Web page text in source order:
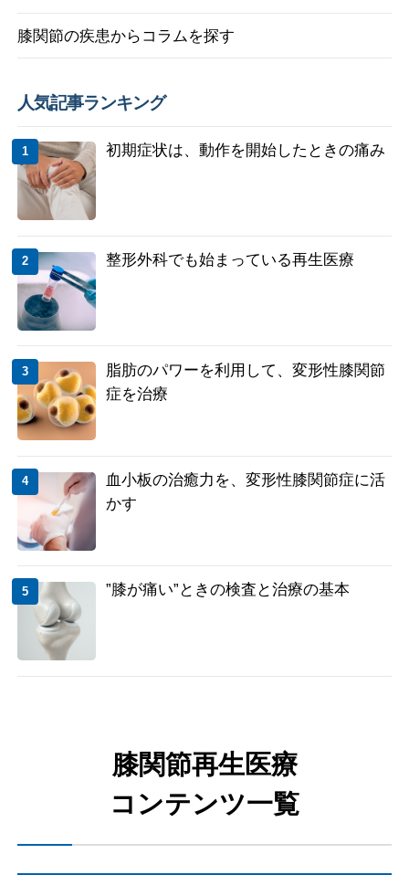
膝関節の疾患からコラムを探す
人気記事ランキング
初期症状は、動作を開始したときの痛み
整形外科でも始まっている再生医療
脂肪のパワーを利用して、変形性膝関節
症を治療
血小板の治癒力を、変形性膝関節症に活
かす
”膝が痛い”ときの検査と治療の基本
膝関節再生医療
コンテンツ一覧